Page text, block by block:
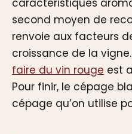
second moyen de
renvoie aux facteurs
croissance de la
faire du vin rouge est
Pour finir, le cépage
cépage qu’on utilise